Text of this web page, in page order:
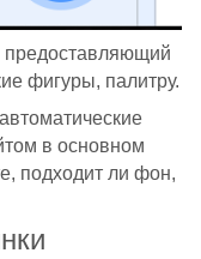
предоставляющий
фигуры, палитру.
в основном
подходит ли фон,